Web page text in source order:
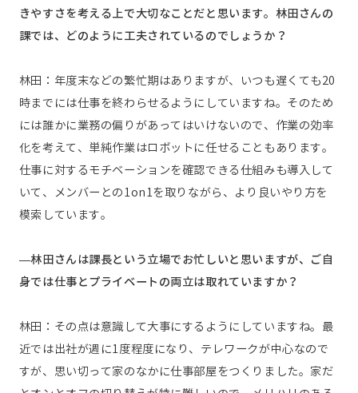
きやすさを考える上で大切なことだと思います。林田さんの
課では、どのように工夫されているのでしょうか？
林田：年度末などの繁忙期はありますが、いつも遅くても20
時までには仕事を終わらせるようにしていますね。そのため
には誰かに業務の偏りがあってはいけないので、作業の効率
化を考えて、単純作業はロボットに任せることもあります。
仕事に対するモチベーションを確認できる仕組みも導入して
いて、メンバーとの1on1を取りながら、より良いやり方を
模索しています。
—林田さんは課長という立場でお忙しいと思いますが、ご自
身では仕事とプライベートの両立は取れていますか？
林田：その点は意識して大事にするようにしていますね。最
近では出社が週に1度程度になり、テレワークが中心なので
すが、思い切って家のなかに仕事部屋をつくりました。家だ